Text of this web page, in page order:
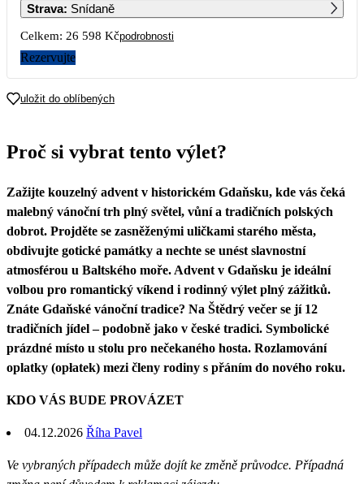
7
21
Strava: Snídaně
Celkem: 26 598 Kčpodrobnosti
Rezervujte
uložit do oblíbených
Proč si vybrat tento výlet?
Zažijte kouzelný advent v historickém Gdaňsku, kde vás čeká
malebný vánoční trh plný světel, vůní a tradičních polských
dobrot. Projděte se zasněženými uličkami starého města,
obdivujte gotické památky a nechte se unést slavnostní
atmosférou u Baltského moře. Advent v Gdaňsku je ideální
volbou pro romantický víkend i rodinný výlet plný zážitků.
Znáte Gdaňské vánoční tradice? Na Štědrý večer se jí 12
tradičních jídel – podobně jako v české tradici. Symbolické
prázdné místo u stolu pro nečekaného hosta. Rozlamování
oplatky (opłatek) mezi členy rodiny s přáním do nového roku.
KDO VÁS BUDE PROVÁZET
04.12.2026 Říha Pavel
Ve vybraných případech může dojít ke změně průvodce. Případná